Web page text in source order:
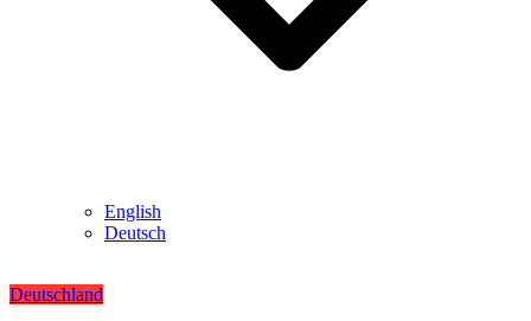
English
Deutsch
Deutschland